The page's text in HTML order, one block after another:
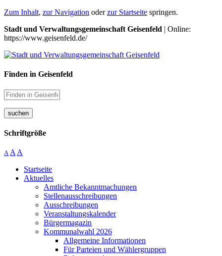
Zum Inhalt, zur Navigation oderzur Startseite springen.
Stadt und Verwaltungsgemeinschaft Geisenfeld | Online:
https://www.geisenfeld.de/
Finden in Geisenfeld
suchen
Schriftgröße
A A A
Startseite
Aktuelles
Amtliche Bekanntmachungen
Stellenausschreibungen
Ausschreibungen
Veranstaltungskalender
Bürgermagazin
Kommunalwahl 2026
Allgemeine Informationen
Für Parteien und Wählergruppen